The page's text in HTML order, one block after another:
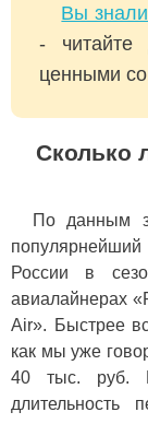
Вы
-
ценными
Сколько
По данным
популярнейший
России в
авиалайнерах
Air». Быстрее
как мы уже
40 тыс. руб.
длительность